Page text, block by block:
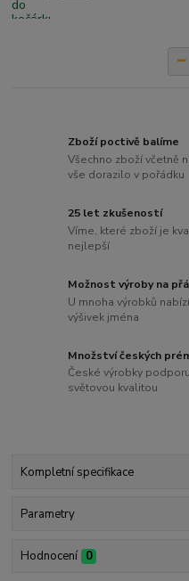
Zboží poctivě balíme
Všechno zboží včetně
vše dorazilo v pořádku
25 let zkušeností
Víme, které zboží je
nejlepší
Možnost výroby na
U mnoha výrobků
výšivek jména
Množství českých
České výrobky
světovou kvalitou
Kompletní specifikace
Parametry
Hodnocení 0